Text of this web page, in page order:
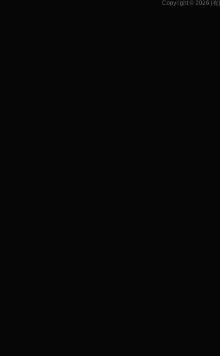
Copyright © 2026 (有